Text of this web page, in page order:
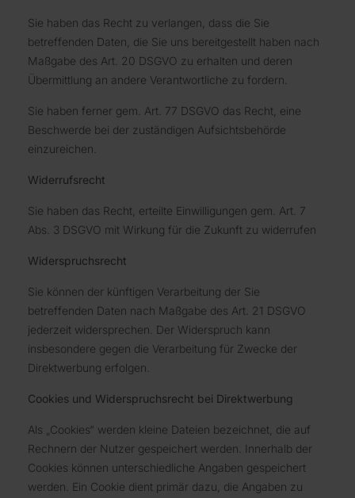
Sie haben das Recht zu verlangen, dass die Sie
betreffenden Daten, die Sie uns bereitgestellt haben nach
Maßgabe des Art. 20 DSGVO zu erhalten und deren
Übermittlung an andere Verantwortliche zu fordern.
Sie haben ferner gem. Art. 77 DSGVO das Recht, eine
Beschwerde bei der zuständigen Aufsichtsbehörde
einzureichen.
Widerrufsrecht
Sie haben das Recht, erteilte Einwilligungen gem. Art. 7
Abs. 3 DSGVO mit Wirkung für die Zukunft zu widerrufen
Widerspruchsrecht
Sie können der künftigen Verarbeitung der Sie
betreffenden Daten nach Maßgabe des Art. 21 DSGVO
jederzeit widersprechen. Der Widerspruch kann
insbesondere gegen die Verarbeitung für Zwecke der
Direktwerbung erfolgen.
Cookies und Widerspruchsrecht bei Direktwerbung
Als „Cookies“ werden kleine Dateien bezeichnet, die auf
Rechnern der Nutzer gespeichert werden. Innerhalb der
Cookies können unterschiedliche Angaben gespeichert
werden. Ein Cookie dient primär dazu, die Angaben zu